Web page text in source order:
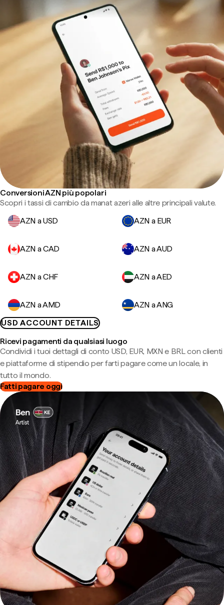
Conversioni AZN più popolari
Scopri i tassi di cambio da manat azeri alle altre principali valute.
AZN a USD
AZN a EUR
AZN a CAD AZN a AUD
AZN a CHF AZN a AED
AZN a AMD
AZN a ANG
USD ACCOUNT DETAILS
Ricevi pagamenti da qualsiasi luogo
Condividi i tuoi dettagli di conto USD, EUR, MXN e BRL con clienti
e piattaforme di stipendio per farti pagare come un locale, in
tutto il mondo.
Fatti pagare oggi